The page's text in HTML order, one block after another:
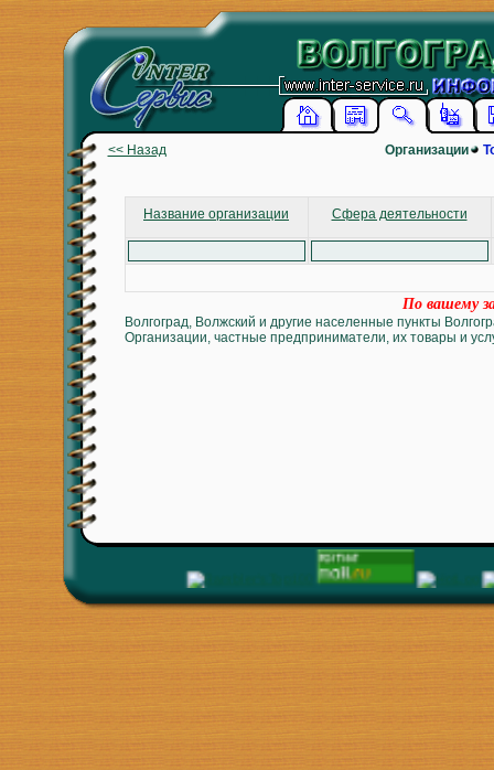
<< Назад Организации
Название организации Сфера деятельности
По вашему
Волгоград, Волжский и другие населенные пункты
Организации, частные предприниматели, их товары и